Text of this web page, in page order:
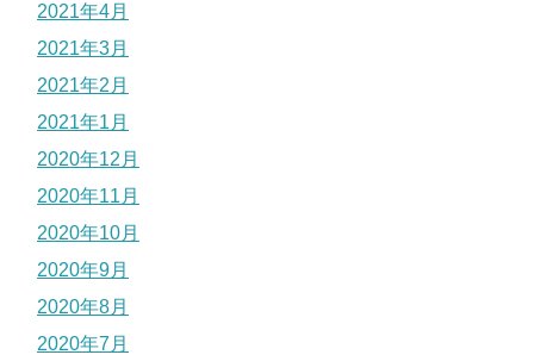
2021年4月
2021年3月
2021年2月
2021年1月
2020年12月
2020年11月
2020年10月
2020年9月
2020年8月
2020年7月